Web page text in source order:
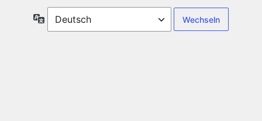
Sprache